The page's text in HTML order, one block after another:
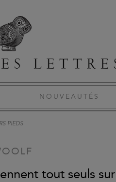
NOUVEAUTÉS
PIEDS
tout seuls